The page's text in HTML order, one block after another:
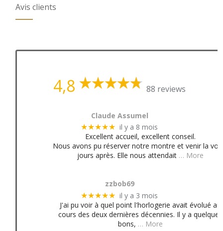
Avis clients
4,8 88 reviews
Claude Assumel
★★★★★ il y a 8 mois
Excellent accueil, excellent conseil.
Nous avons pu réserver notre montre et venir la
jours après. Elle nous attendait … More
zzbob69
★★★★★ il y a 3 mois
J'ai pu voir à quel point l'horlogerie avait évolué au
cours des deux dernières décennies. Il y a quelques
bons, … More